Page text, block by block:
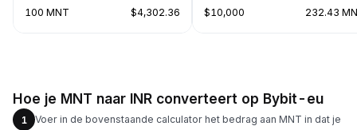
100 MNT $4,302.36 $10,000 232.43
Hoe je MNT naar INR converteert op Bybit-eu
1
Voer in de bovenstaande calculator het bedrag aan MNT in dat je